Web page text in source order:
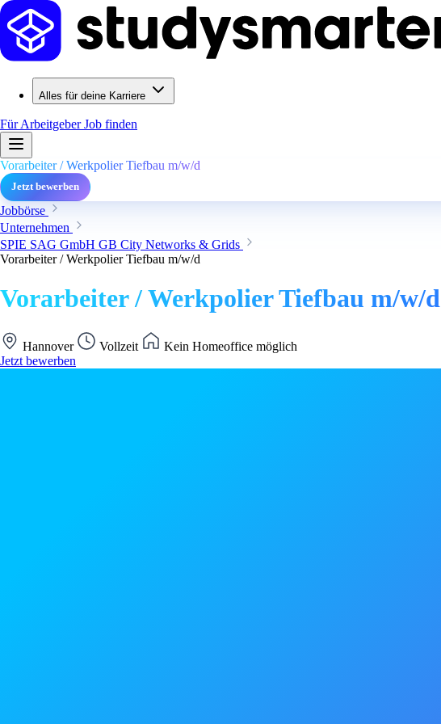
Alles für deine Karriere
Für ArbeitgeberJob finden
Vorarbeiter / Werkpolier Tiefbau m/w/d
Jetzt bewerben
Jobbörse
Unternehmen
SPIE SAG GmbH GB City Networks & Grids
Vorarbeiter / Werkpolier Tiefbau m/w/d
Vorarbeiter / Werkpolier Tiefbau m/w/d
Hannover Vollzeit
Kein Homeoffice möglich
Jetzt bewerben